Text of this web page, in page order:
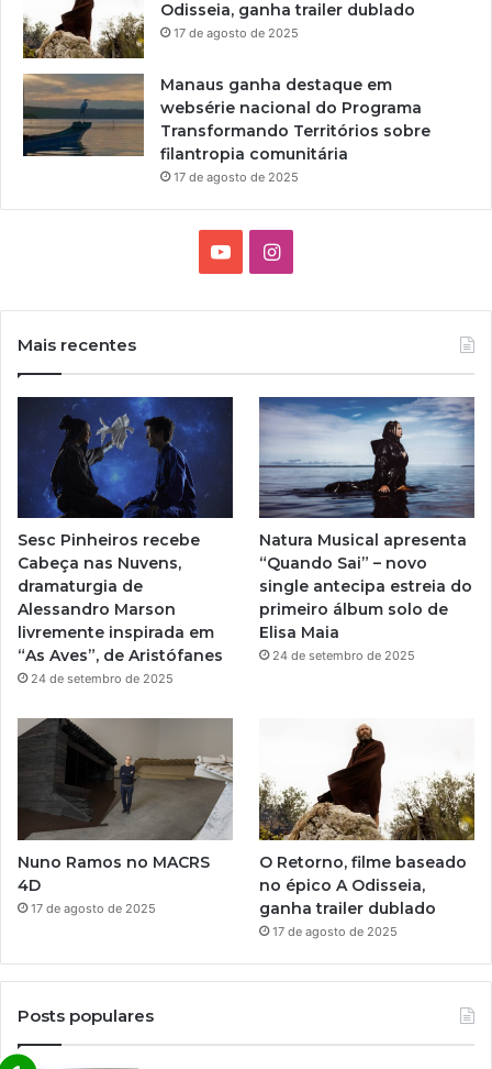
Odisseia, ganha trailer dublado
17 de agosto de 2025
Manaus ganha destaque em
websérie nacional do Programa
Transformando Territórios sobre
filantropia comunitária
17 de agosto de 2025
e
I
g
r
a
m
Mais recentes
Sesc Pinheiros recebe
Cabeça nas Nuvens,
dramaturgia de
Alessandro Marson
livremente inspirada em
“As Aves”, de Aristófanes
24 de setembro de 2025
Natura Musical apresenta
“Quando Sai” – novo
single antecipa estreia do
primeiro álbum solo de
Elisa Maia
24 de setembro de 2025
Nuno Ramos no MACRS
4D
17 de agosto de 2025
O Retorno, filme baseado
no épico A Odisseia,
ganha trailer dublado
17 de agosto de 2025
Posts populares